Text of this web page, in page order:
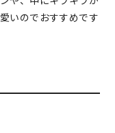
いのでおすすめです